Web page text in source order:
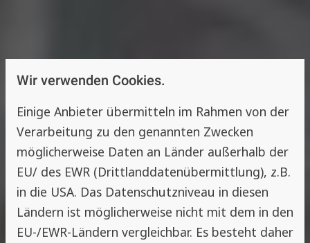
Wir verwenden Cookies.
Einige Anbieter übermitteln im Rahmen von der
Verarbeitung zu den genannten Zwecken
möglicherweise Daten an Länder außerhalb der
EU/ des EWR (Drittlanddatenübermittlung), z.B.
in die USA. Das Datenschutzniveau in diesen
Ländern ist möglicherweise nicht mit dem in den
EU-/EWR-Ländern vergleichbar. Es besteht daher